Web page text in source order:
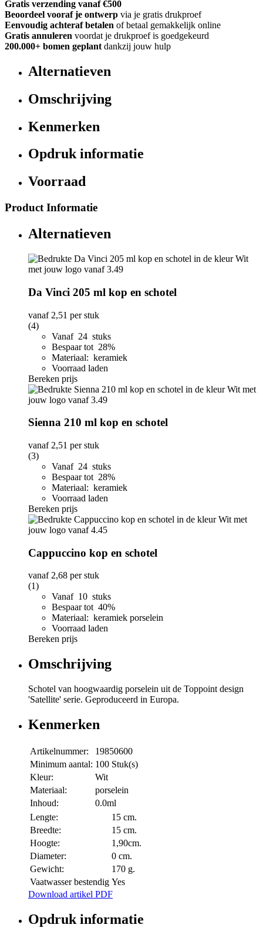
Gratis verzending vanaf €500
Beoordeel vooraf je ontwerp via je gratis drukproef
Eenvoudig achteraf betalen of betaal gemakkelijk online
Gratis annuleren voordat je drukproef is goedgekeurd
200.000+ bomen geplant dankzij jouw hulp
Alternatieven
Omschrijving
Kenmerken
Opdruk informatie
Voorraad
Product Informatie
Alternatieven
Da Vinci 205 ml kop en schotel
vanaf 2,51 per stuk
(4)
Vanaf 24 stuks
Bespaar tot 28%
Materiaal: keramiek
Voorraad laden
Bereken prijs
Sienna 210 ml kop en schotel
vanaf 2,51 per stuk
(3)
Vanaf 24 stuks
Bespaar tot 28%
Materiaal: keramiek
Voorraad laden
Bereken prijs
Cappuccino kop en schotel
vanaf 2,68 per stuk
(1)
Vanaf 10 stuks
Bespaar tot 40%
Materiaal: keramiek porselein
Voorraad laden
Bereken prijs
Omschrijving
Schotel van hoogwaardig porselein uit de Toppoint design
'Satellite' serie. Geproduceerd in Europa.
Kenmerken
Artikelnummer:
19850600
Minimum aantal: 100 Stuk(s)
Kleur:
Wit
Materiaal:
porselein
Inhoud:
0.0ml
Lengte:
15 cm.
Breedte:
15 cm.
Hoogte:
1,90cm.
Diameter:
0 cm.
Gewicht:
170 g.
Vaatwasser bestendig Yes
Download artikel PDF
Opdruk informatie